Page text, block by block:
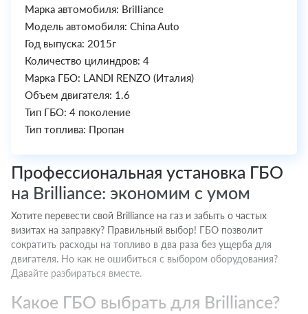
Марка автомобиля: Brilliance
Модель автомобиля: China Auto
Год выпуска: 2015г
Количество цилиндров: 4
Марка ГБО: LANDI RENZO (Италия)
Объем двигателя: 1.6
Тип ГБО: 4 поколение
Тип топлива: Пропан
Профессиональная установка ГБО
на Brilliance: экономим с умом
Хотите перевести свой Brilliance на газ и забыть о частых
визитах на заправку? Правильный выбор! ГБО позволит
сократить расходы на топливо в два раза без ущерба для
двигателя. Но как не ошибиться с выбором оборудования?
Давайте разбираться вместе.
Какое ГБО выбрать для Brilliance?